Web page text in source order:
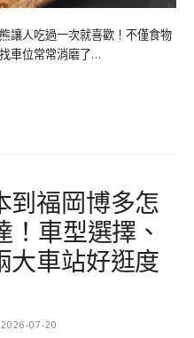
讓人吃過一次就喜歡！不僅食物
車位常常消磨了…
到福岡博多怎
！車型選擇、
大車站好逛度
2026-07-20